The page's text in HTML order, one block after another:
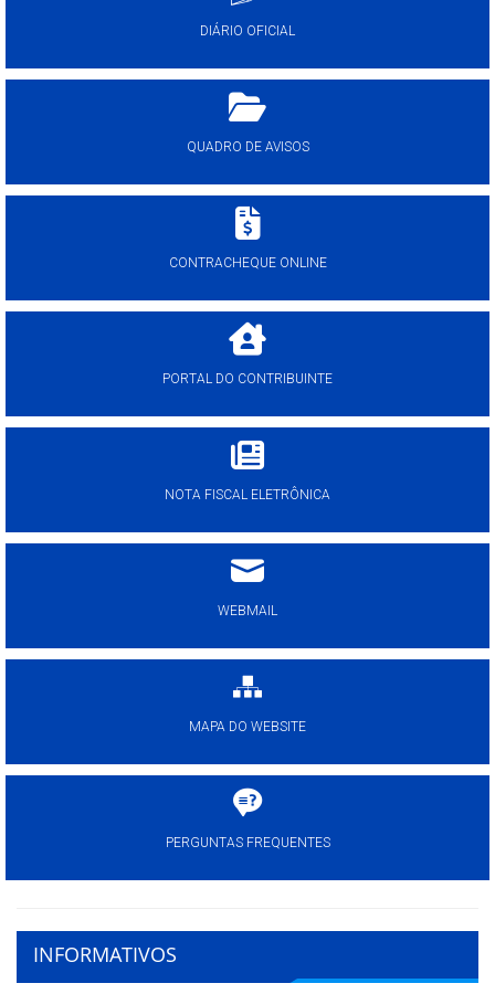
DIÁRIO OFICIAL
QUADRO DE AVISOS
CONTRACHEQUE ONLINE
PORTAL DO CONTRIBUINTE
NOTA FISCAL ELETRÔNICA
WEBMAIL
MAPA DO WEBSITE
PERGUNTAS FREQUENTES
INFORMATIVOS